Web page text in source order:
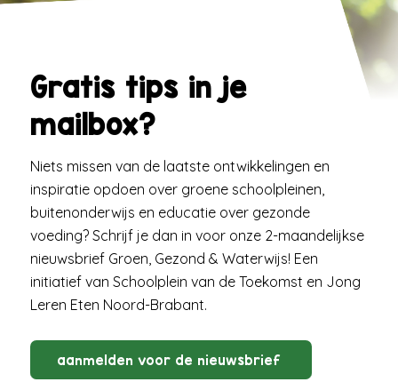
Gratis tips in je
mailbox?
Niets missen van de laatste ontwikkelingen en
inspiratie opdoen over groene schoolpleinen,
buitenonderwijs en educatie over gezonde
voeding? Schrijf je dan in voor onze 2-maandelijkse
nieuwsbrief Groen, Gezond & Waterwijs! Een
initiatief van Schoolplein van de Toekomst en Jong
Leren Eten Noord-Brabant.
aanmelden voor de nieuwsbrief